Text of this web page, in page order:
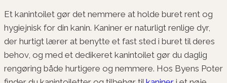
Et kanintoilet gør det nemmere at holde buret rent og
hygiejnisk for din kanin. Kaniner er naturligt renlige dyr,
der hurtigt lærer at benytte et fast sted i buret til deres
behov, og med et dedikeret kanintoilet gør du daglig
rengøring både hurtigere og nemmere. Hos Byens Poter